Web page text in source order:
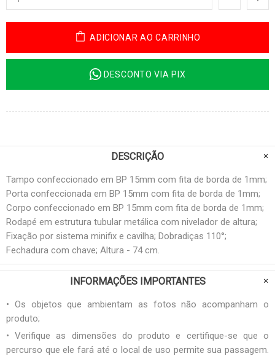
ADICIONAR AO CARRINHO
DESCONTO VIA PIX
DESCRIÇÃO
Tampo confeccionado em BP 15mm com fita de borda de 1mm;
Porta confeccionada em BP 15mm com fita de borda de 1mm;
Corpo confeccionado em BP 15mm com fita de borda de 1mm;
Rodapé em estrutura tubular metálica com nivelador de altura;
Fixação por sistema minifix e cavilha; Dobradiças 110°;
Fechadura com chave; Altura - 74 cm.
INFORMAÇÕES IMPORTANTES
• Os objetos que ambientam as fotos não acompanham o
produto;
• Verifique as dimensões do produto e certifique-se que o
percurso que ele fará até o local de uso permite sua passagem.